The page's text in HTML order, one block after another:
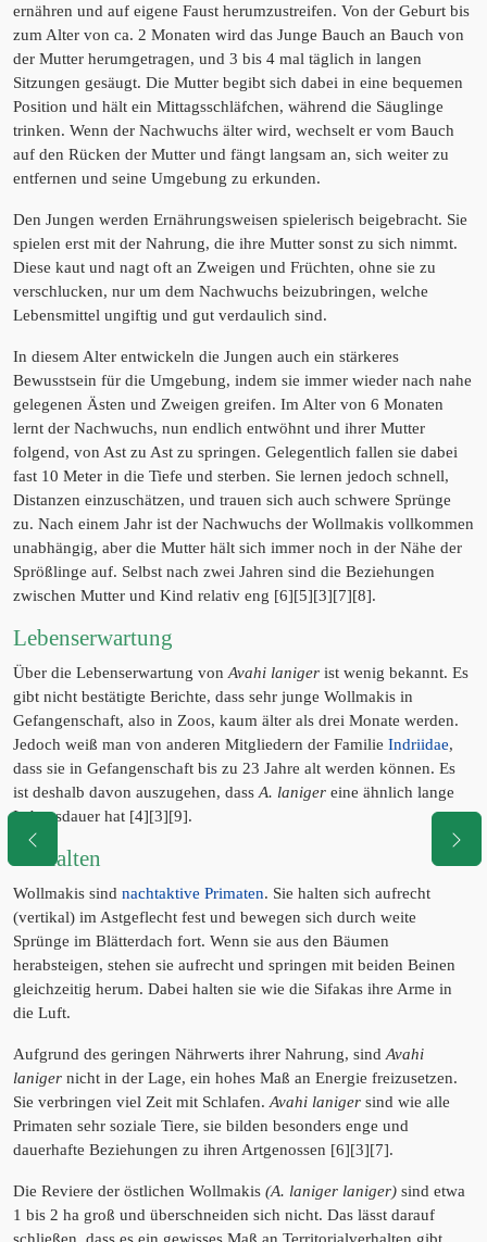
ernähren und auf eigene Faust herumzustreifen. Von der Geburt bis
zum Alter von ca. 2 Monaten wird das Junge Bauch an Bauch von
der Mutter herumgetragen, und 3 bis 4 mal täglich in langen
Sitzungen gesäugt. Die Mutter begibt sich dabei in eine bequemen
Position und hält ein Mittagsschläfchen, während die Säuglinge
trinken. Wenn der Nachwuchs älter wird, wechselt er vom Bauch
auf den Rücken der Mutter und fängt langsam an, sich weiter zu
entfernen und seine Umgebung zu erkunden.
Den Jungen werden Ernährungsweisen spielerisch beigebracht. Sie
spielen erst mit der Nahrung, die ihre Mutter sonst zu sich nimmt.
Diese kaut und nagt oft an Zweigen und Früchten, ohne sie zu
verschlucken, nur um dem Nachwuchs beizubringen, welche
Lebensmittel ungiftig und gut verdaulich sind.
In diesem Alter entwickeln die Jungen auch ein stärkeres
Bewusstsein für die Umgebung, indem sie immer wieder nach nahe
gelegenen Ästen und Zweigen greifen. Im Alter von 6 Monaten
lernt der Nachwuchs, nun endlich entwöhnt und ihrer Mutter
folgend, von Ast zu Ast zu springen. Gelegentlich fallen sie dabei
fast 10 Meter in die Tiefe und sterben. Sie lernen jedoch schnell,
Distanzen einzuschätzen, und trauen sich auch schwere Sprünge
zu. Nach einem Jahr ist der Nachwuchs der Wollmakis vollkommen
unabhängig, aber die Mutter hält sich immer noch in der Nähe der
Sprößlinge auf. Selbst nach zwei Jahren sind die Beziehungen
zwischen Mutter und Kind relativ eng [6][5][3][7][8].
Lebenserwartung
Über die Lebenserwartung von Avahi laniger ist wenig bekannt. Es
gibt nicht bestätigte Berichte, dass sehr junge Wollmakis in
Gefangenschaft, also in Zoos, kaum älter als drei Monate werden.
Jedoch weiß man von anderen Mitgliedern der Familie Indriidae,
dass sie in Gefangenschaft bis zu 23 Jahre alt werden können. Es
ist deshalb davon auszugehen, dass A. laniger eine ähnlich lange
Lebensdauer hat [4][3][9].
Verhalten
Wollmakis sind nachtaktive Primaten. Sie halten sich aufrecht
(vertikal) im Astgeflecht fest und bewegen sich durch weite
Sprünge im Blätterdach fort. Wenn sie aus den Bäumen
herabsteigen, stehen sie aufrecht und springen mit beiden Beinen
gleichzeitig herum. Dabei halten sie wie die Sifakas ihre Arme in
die Luft.
Aufgrund des geringen Nährwerts ihrer Nahrung, sind Avahi
laniger nicht in der Lage, ein hohes Maß an Energie freizusetzen.
Sie verbringen viel Zeit mit Schlafen. Avahi laniger sind wie alle
Primaten sehr soziale Tiere, sie bilden besonders enge und
dauerhafte Beziehungen zu ihren Artgenossen [6][3][7].
Die Reviere der östlichen Wollmakis (A. laniger laniger) sind etwa
1 bis 2 ha groß und überschneiden sich nicht. Das lässt darauf